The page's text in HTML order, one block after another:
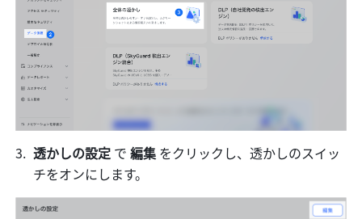
透かしの設定 で 編集 をクリックし、透かしのスイッ
チをオンにします。